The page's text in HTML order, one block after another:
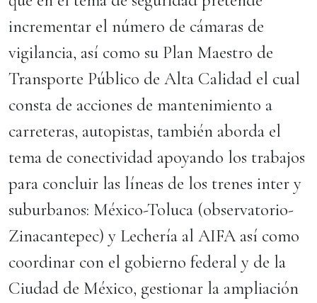
incrementar el número de cámaras de
vigilancia, así como su Plan Maestro de
Transporte Público de Alta Calidad el cual
consta de acciones de mantenimiento a
carreteras, autopistas, también aborda el
tema de conectividad apoyando los trabajos
para concluir las líneas de los trenes inter y
suburbanos: México-Toluca (observatorio-
Zinacantepec) y Lechería al AIFA así como
coordinar con el gobierno federal y de la
Ciudad de México, gestionar la ampliación